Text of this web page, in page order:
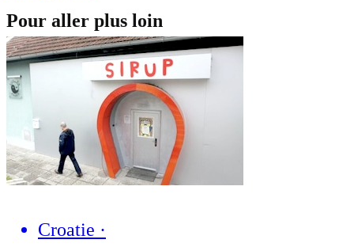
Pour aller plus loin
Croatie ·